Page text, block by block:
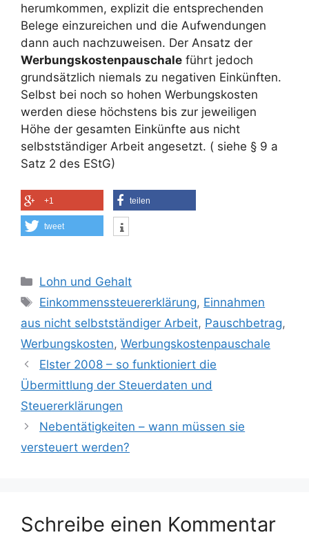
herumkommen, explizit die entsprechenden
Belege einzureichen und die Aufwendungen
dann auch nachzuweisen. Der Ansatz der
Werbungskostenpauschale führt jedoch
grundsätzlich niemals zu negativen Einkünften.
Selbst bei noch so hohen Werbungskosten
werden diese höchstens bis zur jeweiligen
Höhe der gesamten Einkünfte aus nicht
selbstständiger Arbeit angesetzt. ( siehe § 9 a
Satz 2 des EStG)
+1 teilen
tweet
Kategorien
Lohn und Gehalt
Schlagwörter
Einkommenssteuererklärung, Einnahmen
aus nicht selbstständiger Arbeit, Pauschbetrag,
Werbungskosten, Werbungskostenpauschale
Elster 2008 – so funktioniert die
Übermittlung der Steuerdaten und
Steuererklärungen
Nebentätigkeiten – wann müssen sie
versteuert werden?
Schreibe einen Kommentar